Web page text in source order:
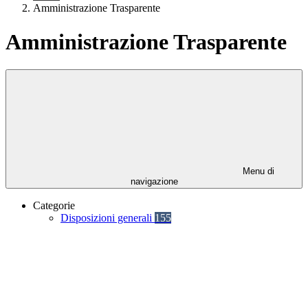
Amministrazione Trasparente
Amministrazione Trasparente
Menu di
navigazione
Categorie
Disposizioni generali 155